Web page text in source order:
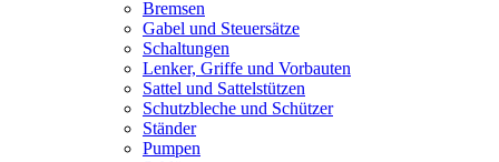
Bremsen
Gabel und Steuersätze
Schaltungen
Lenker, Griffe und Vorbauten
Sattel und Sattelstützen
Schutzbleche und Schützer
Ständer
Pumpen